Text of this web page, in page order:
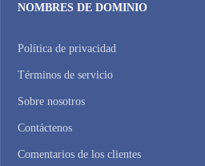
NOMBRES DE DOMINIO
Política de privacidad
Términos de servicio
Sobre nosotros
Contáctenos
Comentarios de los clientes